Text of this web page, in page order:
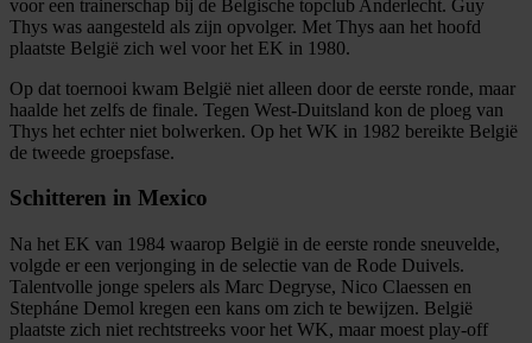
informatie over uw gebruik van onze site met onze
partners voor social media, adverteren en analyse. Deze
informatie die u aan ze heeft verstrekt of die ze hebben
verzameld op basis van uw gebruik van hun services.
voor een trainerschap bij de Belgische topclub Anderlecht. Guy
Thys was aangesteld als zijn opvolger. Met Thys aan het hoofd
plaatste België zich wel voor het EK in 1980.
Op dat toernooi kwam België niet alleen door de eerste ronde, maar
haalde het zelfs de finale. Tegen West-Duitsland kon de ploeg van
Thys het echter niet bolwerken. Op het WK in 1982 bereikte België
de tweede groepsfase.
Schitteren in Mexico
Na het EK van 1984 waarop België in de eerste ronde sneuvelde,
volgde er een verjonging in de selectie van de Rode Duivels.
Talentvolle jonge spelers als Marc Degryse, Nico Claessen en
Stepháne Demol kregen een kans om zich te bewijzen. België
plaatste zich niet rechtstreeks voor het WK, maar moest play-off